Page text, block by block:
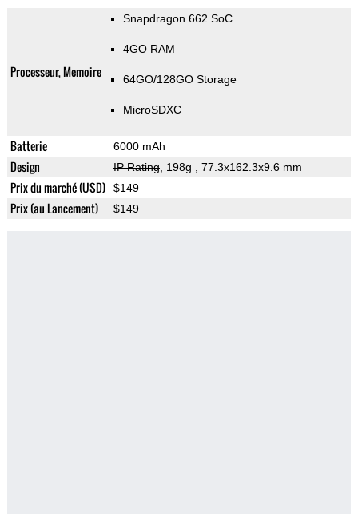
Processeur, Memoire
Snapdragon 662 SoC
4GO RAM
64GO/128GO Storage
MicroSDXC
Batterie 6000 mAh
Design IP Rating, 198g , 77.3x162.3x9.6 mm
Prix du marché (USD) $149
Prix (au Lancement) $149